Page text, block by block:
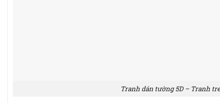
Tranh dán tường 5D – Tranh